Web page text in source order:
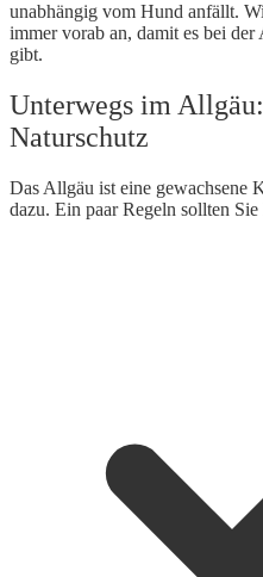
unabhängig vom Hund anfällt.
immer vorab an, damit es bei
gibt.
Unterwegs im
Naturschutz
Das Allgäu ist eine gewachsene
dazu. Ein paar Regeln sollten Sie